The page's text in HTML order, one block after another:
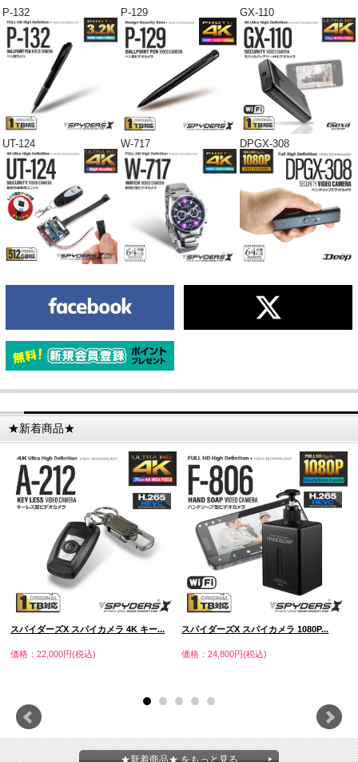
P-132 P-129 GX-110
UT-124 W-717 DPGX-308
★新着商品★
スパイダーズX スパイカメラ 4K キー...
価格：22,000円(税込)
スパイダーズX スパイカメラ 1080P...
価格：24,800円(税込)
★新着商品★ をもっと見る